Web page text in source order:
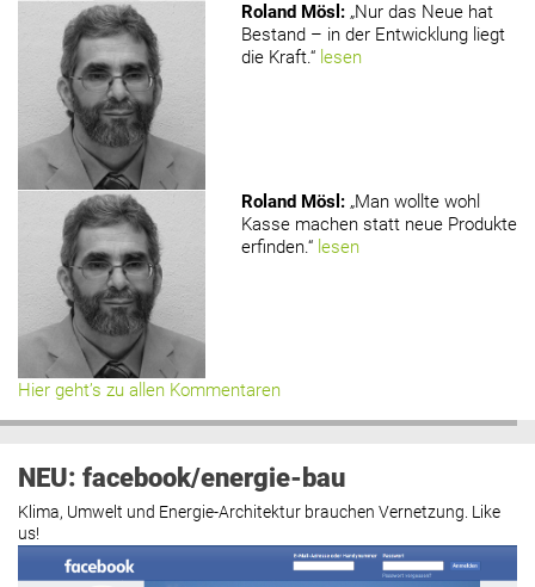
Roland Mösl : „Nur das Neue hat
Bestand – in der Entwicklung liegt
die Kraft.“ lesen
Roland Mösl : „Man wollte wohl
Kasse machen statt neue Produkte
erfinden.“ lesen
Hier geht’s zu allen Kommentaren
NEU: facebook/energie-bau
Klima, Umwelt und Energie-Architektur brauchen Vernetzung. Like
us!